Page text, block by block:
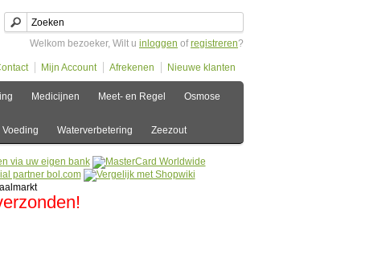
Welkom bezoeker, Wilt u inloggen ofregistreren?
Mijn Account Afrekenen Nieuwe klanten
Medicijnen Meet- en Regel Osmose
Voeding Waterverbetering Zeezout